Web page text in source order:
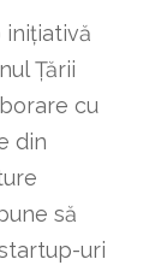
inițiativă
Țării
cu
din
să
uri